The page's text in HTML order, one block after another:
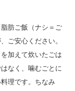
肪ご飯（ナシ＝ご
ご安心ください。
加えて炊いたごは
なく、噛むごとに
理です。ちなみ